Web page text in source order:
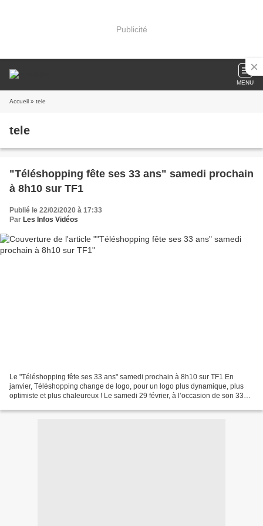
Publicité
MENU
Accueil » tele
tele
"Téléshopping fête ses 33 ans" samedi prochain
à 8h10 sur TF1
Publié le 22/02/2020 à 17:33
Par Les Infos Vidéos
Le "Téléshopping fête ses 33 ans" samedi prochain à 8h10 sur TF1 En
janvier, Téléshopping change de logo, pour un logo plus dynamique, plus
optimiste et plus chaleureux ! Le samedi 29 février, à l’occasion de son 33è